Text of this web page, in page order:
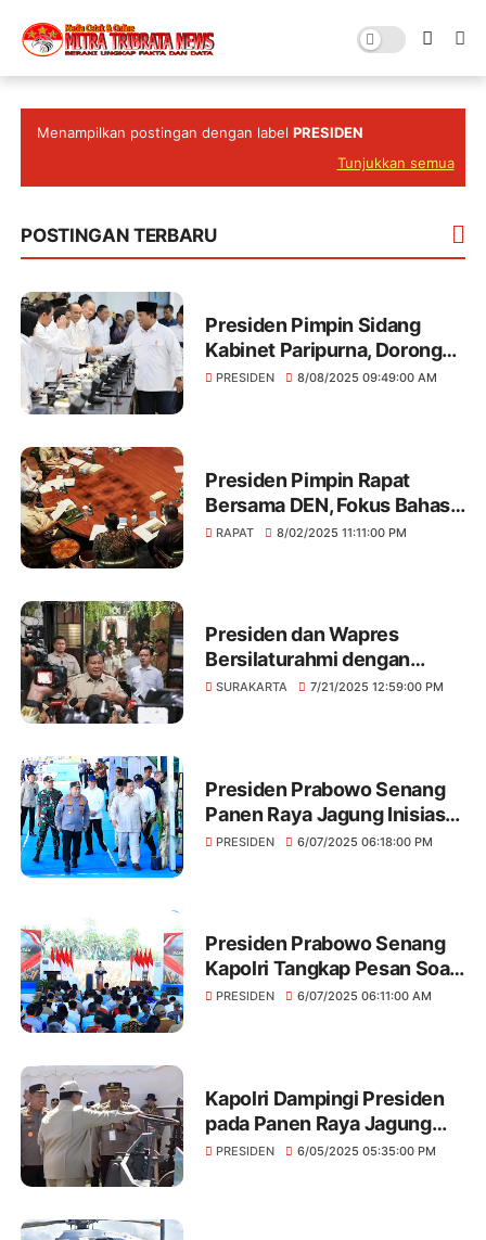
Menampilkan postingan dengan labelPRESIDEN
Tunjukkan semua
POSTINGAN TERBARU
Presiden Pimpin Sidang
Kabinet Paripurna, Dorong
Sinergi untuk Transformasi
PRESIDEN 8/08/2025 09:49:00 AM
Presiden Pimpin Rapat
Bersama DEN, Fokus Bahas
Strategi Ketahanan dan
RAPAT 8/02/2025 11:11:00 PM
Presiden dan Wapres
Bersilaturahmi dengan
Presiden ke-7 Joko Widodo
SURAKARTA 7/21/2025 12:59:00 PM
Presiden Prabowo Senang
Panen Raya Jagung Inisiasi
Polri Berhasil
PRESIDEN 6/07/2025 06:18:00 PM
Presiden Prabowo Senang
Kapolri Tangkap Pesan Soal
Polisi Rakyat
PRESIDEN 6/07/2025 06:11:00 AM
Kapolri Dampingi Presiden
pada Panen Raya Jagung
Kuartal II, siap wujudkan
PRESIDEN 6/05/2025 05:35:00 PM